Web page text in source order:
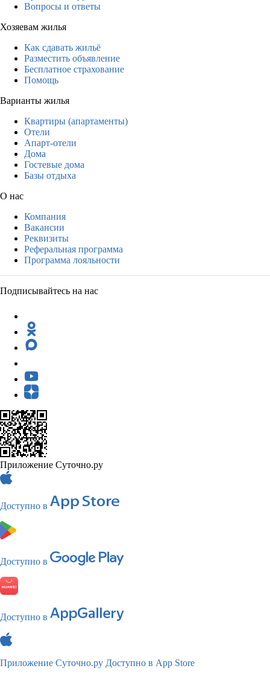
Вопросы и ответы
Хозяевам жилья
Как сдавать жильё
Разместить объявление
Бесплатное страхование
Помощь
Варианты жилья
Квартиры (апартаменты)
Отели
Апарт-отели
Дома
Гостевые дома
Базы отдыха
О нас
Компания
Вакансии
Реквизиты
Реферальная программа
Программа лояльности
Подписывайтесь на нас
Приложение Суточно.ру
Доступно в
Доступно в
Доступно в
Приложение Суточно.ру Доступно в App Store